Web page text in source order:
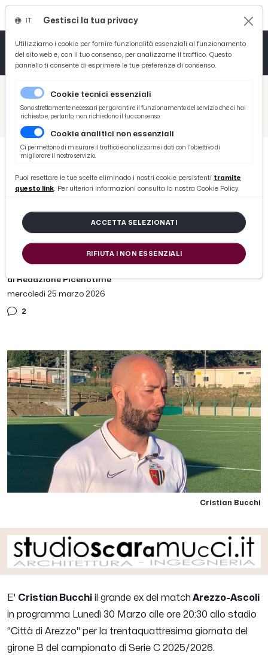
/ Picenotime
/ Ascoli Time
Arezzo-Ascoli, l'ex Bucchi vanta 7 precedenti da allenatore contro il Picchio. L'unica vittoria è arrivata nella gara d'andata
Arezzo-Ascoli, l'ex Bucchi vanta 7
precedenti da allenatore contro il
Picchio. L'unica vittoria è arrivata
nella gara d'andata
di Redazione Picenotime
mercoledì 25 marzo 2026
2
Cristian Bucchi
E' Cristian Bucchi il grande ex del match Arezzo-Ascoli
in programma Lunedì 30 Marzo alle ore 20:30 allo stadio
"Città di Arezzo" per la trentaquattresima giornata del
girone B del campionato di Serie C 2025/2026.
Gestisci la tua privacy
Utilizziamo i cookie per fornire funzionalità essenziali al funzionamento
del sito web e, con il tuo consenso, per analizzarne il traffico. Questo
pannello ti consente di esprimere le tue preferenze di consenso.
Cookie tecnici essenziali
Sono strettamente necessari per garantire il funzionamento del servizio che ci hai
richiesto e, pertanto, non richiedono il tuo consenso.
Cookie analitici non essenziali
Ci permettono di misurare il traffico e analizzarne i dati con l'obiettivo di
migliorare il nostro servizio.
Puoi resettare le tue scelte eliminado i nostri cookie persistenti tramite
questo link. Per ulteriori informazioni consulta la nostra Cookie Policy.
ACCETTA SELEZIONATI
RIFIUTA I NON ESSENZIALI
Tutto News
Tutto Sport
Basket
Ciclismo
Tutto Curiosità